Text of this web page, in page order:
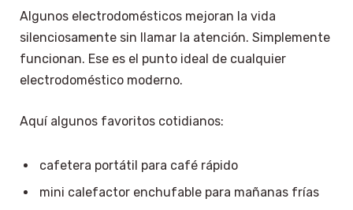
Algunos electrodomésticos mejoran la vida
silenciosamente sin llamar la atención. Simplemente
funcionan. Ese es el punto ideal de cualquier
electrodoméstico moderno.
Aquí algunos favoritos cotidianos:
cafetera portátil para café rápido
mini calefactor enchufable para mañanas frías